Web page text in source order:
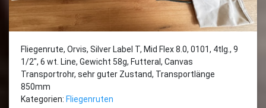
Fliegenrute, Orvis, Silver Label T, Mid Flex 8.0, 0101, 4tlg., 9
1/2", 6 wt. Line, Gewicht 58g, Futteral, Canvas
Transportrohr, sehr guter Zustand, Transportlänge
850mm
Kategorien: Fliegenruten